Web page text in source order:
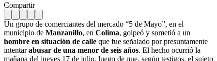
Compartir
Un grupo de comerciantes del mercado “5 de Mayo”, en el
municipio de Manzanillo, en Colima, golpeó y sometió a un
hombre en situación de calle que fue señalado por presuntamente
intentarabusar de una menor de seis años. El hecho ocurrió la
mañana del jueves 17 de julio, luego de que, según testigos, el sujeto